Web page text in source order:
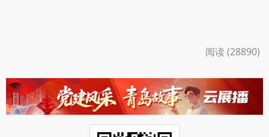
此外，全体参会人员一同观摩了实验幼儿园的课
程成果及室内区域、户外游戏活动现场。